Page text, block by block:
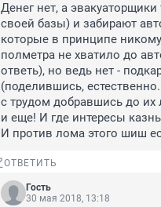
Денег нет, а
своей базы) и забирают
которые в принципе
полметра не хватило до
ответь), но ведь нет -
(поделившись,
с трудом добравшись до их
и еще! И где интересы
И против лома этого шиш
ОТВЕТИТЬ
Гость
30 мая 2018, 13:18